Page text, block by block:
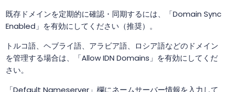
既存ドメインを定期的に確認・同期するには、「Domain Sync
Enabled」を有効にしてください（推奨）。
トルコ語、ヘブライ語、アラビア語、ロシア語などのドメイン
を管理する場合は、「Allow IDN Domains」を有効にしてくだ
さい。
「Default Nameserver」欄にネームサーバー情報を入力して